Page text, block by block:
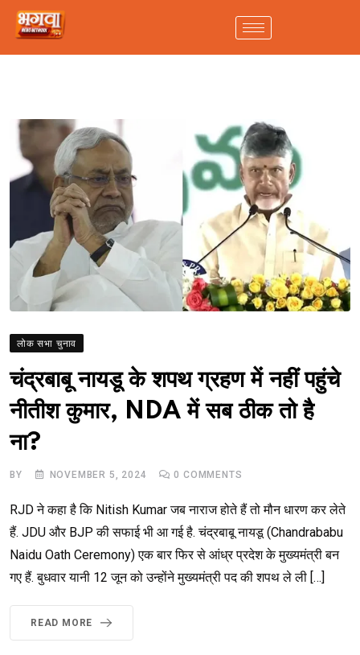
लोक सभा चुनाव
चंद्रबाबू नायडू के शपथ ग्रहण में नहीं पहुंचे
नीतीश कुमार, NDA में सब ठीक तो है
ना?
BY NOVEMBER 5, 2024 0 COMMENTS
RJD ने कहा है कि Nitish Kumar जब नाराज होते हैं तो मौन धारण कर लेते
हैं. JDU और BJP की सफाई भी आ गई है. चंद्रबाबू नायडू (Chandrababu
Naidu Oath Ceremony) एक बार फिर से आंध्र प्रदेश के मुख्यमंत्री बन
गए हैं. बुधवार यानी 12 जून को उन्होंने मुख्यमंत्री पद की शपथ ले ली […]
READ MORE